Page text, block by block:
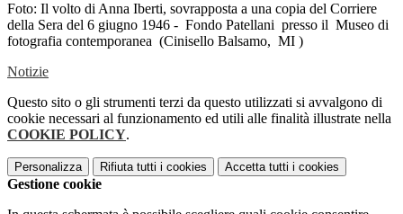
Foto: Il volto di Anna Iberti, sovrapposta a una copia del Corriere
della Sera del 6 giugno 1946 - Fondo Patellani presso il Museo di
fotografia contemporanea (Cinisello Balsamo, MI )
Notizie
Questo sito o gli strumenti terzi da questo utilizzati si avvalgono di
cookie necessari al funzionamento ed utili alle finalità illustrate nella
COOKIE POLICY.
Personalizza Rifiuta tutti i cookies Accetta tutti i cookies
Gestione cookie